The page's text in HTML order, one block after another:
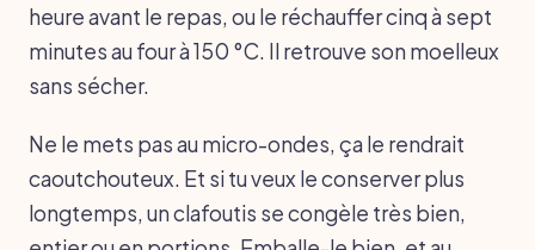
heure avant le repas, ou le réchauffer cinq à sept
minutes au four à 150 °C. Il retrouve son moelleux
sans sécher.
Ne le mets pas au micro-ondes, ça le rendrait
caoutchouteux. Et si tu veux le conserver plus
longtemps, un clafoutis se congèle très bien,